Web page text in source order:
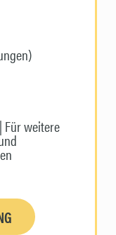
| Für weitere